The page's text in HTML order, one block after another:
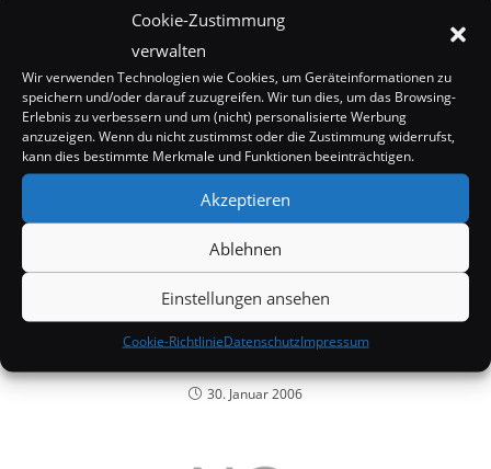
Cookie-Zustimmung
verwalten
Wir verwenden Technologien wie Cookies, um Geräteinformationen zu
speichern und/oder darauf zuzugreifen. Wir tun dies, um das Browsing-
Erlebnis zu verbessern und um (nicht) personalisierte Werbung
anzuzeigen. Wenn du nicht zustimmst oder die Zustimmung widerrufst,
kann dies bestimmte Merkmale und Funktionen beeinträchtigen.
Akzeptieren
Ablehnen
Einstellungen ansehen
Cookie-RichtlinieDatenschutzImpressum
14. April 2009
30. Januar 2006